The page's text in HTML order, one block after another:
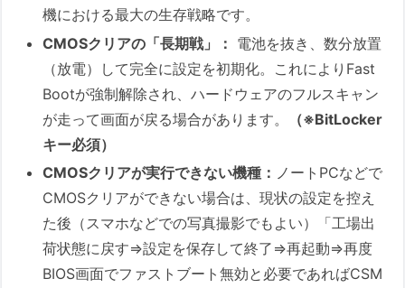
機における最大の生存戦略です。
CMOSクリアの「長期戦」： 電池を抜き、数分放置
（放電）して完全に設定を初期化。これによりFast
Bootが強制解除され、ハードウェアのフルスキャン
が走って画面が戻る場合があります。
（※BitLocker
キー必須）
CMOSクリアが実行できない機種： ノートPCなどで
CMOSクリアができない場合は、現状の設定を控え
た後（スマホなどでの写真撮影でもよい）「工場出
荷状態に戻す⇒設定を保存して終了⇒再起動⇒再度
BIOS画面でファストブート無効と必要であればCSM